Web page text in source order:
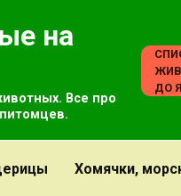
на
Все про
ДО Я
Хомячки,